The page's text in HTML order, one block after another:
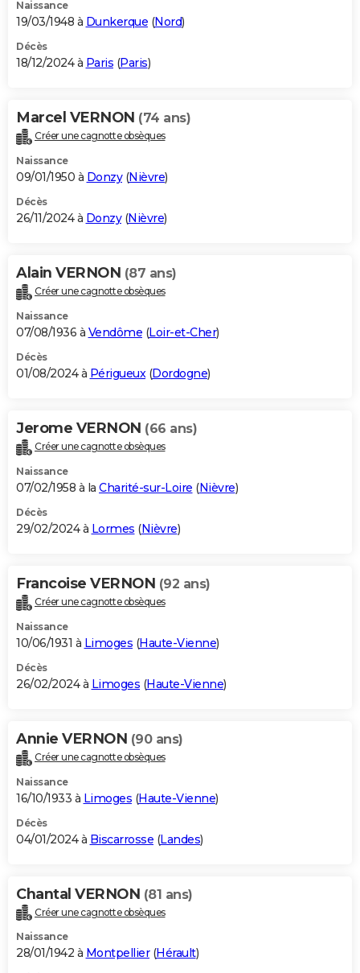
Naissance
19/03/1948 à Dunkerque (Nord)
Décès
18/12/2024 à Paris (Paris)
Marcel VERNON (74 ans)
Créer une cagnotte obsèques
Naissance
09/01/1950 à Donzy(Nièvre)
Décès
26/11/2024 à Donzy(Nièvre)
Alain VERNON (87 ans)
Créer une cagnotte obsèques
Naissance
07/08/1936 à Vendôme (Loir-et-Cher)
Décès
01/08/2024 à Périgueux(Dordogne)
Jerome VERNON (66 ans)
Créer une cagnotte obsèques
Naissance
07/02/1958 à la Charité-sur-Loire (Nièvre)
Décès
29/02/2024 à Lormes (Nièvre)
Francoise VERNON (92 ans)
Créer une cagnotte obsèques
Naissance
10/06/1931 à Limoges (Haute-Vienne)
Décès
26/02/2024 à Limoges (Haute-Vienne)
Annie VERNON (90 ans)
Créer une cagnotte obsèques
Naissance
16/10/1933 à Limoges (Haute-Vienne)
Décès
04/01/2024 à Biscarrosse (Landes)
Chantal VERNON (81 ans)
Créer une cagnotte obsèques
Naissance
28/01/1942 à Montpellier(Hérault)